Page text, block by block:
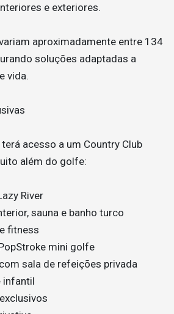
e exteriores.
aproximadamente entre 134
soluções adaptadas a
vida.
acesso a um Country Club
além do golfe:
River
sauna e banho turco
fitness
mini golfe
sala de refeições privada
infantil